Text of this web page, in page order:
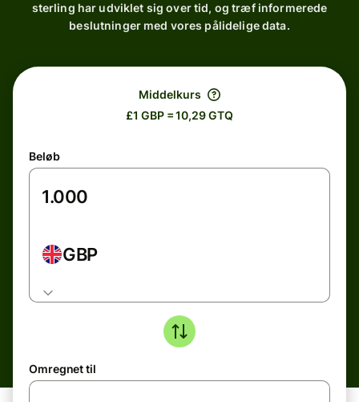
sterling har udviklet sig over tid, og træf informerede
beslutninger med vores pålidelige data.
Middelkurs
£1 GBP = 10,29 GTQ
Beløb
GBP
Omregnet til